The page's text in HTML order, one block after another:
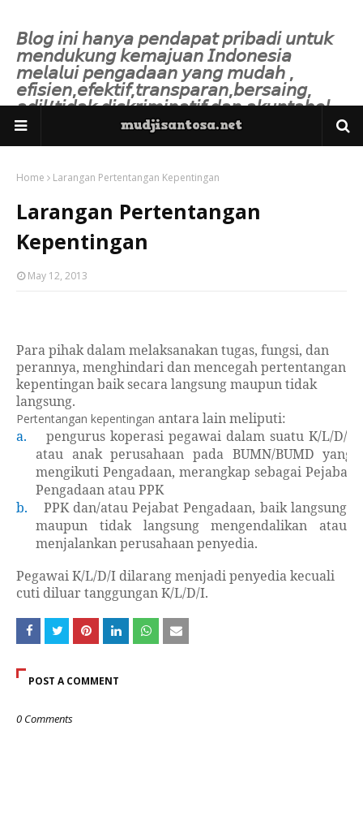
𝘉𝘭𝘰𝘨 𝘪𝘯𝘪 𝘩𝘢𝘯𝘺𝘢 𝘱𝘦𝘯𝘥𝘢𝘱𝘢𝘵 𝘱𝘳𝘪𝘣𝘢𝘥𝘪 𝘶𝘯𝘵𝘶𝘬
𝘮𝘦𝘯𝘥𝘶𝘬𝘶𝘯𝘨 𝘬𝘦𝘮𝘢𝘫𝘶𝘢𝘯 𝘐𝘯𝘥𝘰𝘯𝘦𝘴𝘪𝘢
𝘮𝘦𝘭𝘢𝘭𝘶𝘪 𝘱𝘦𝘯𝘨𝘢𝘥𝘢𝘢𝘯 𝘺𝘢𝘯𝘨 𝘮𝘶𝘥𝘢𝘩 ,
𝘦𝘧𝘪𝘴𝘪𝘦𝘯,𝘦𝘧𝘦𝘬𝘵𝘪𝘧,𝘵𝘳𝘢𝘯𝘴𝘱𝘢𝘳𝘢𝘯,𝘣𝘦𝘳𝘴𝘢𝘪𝘯𝘨,
𝘢𝘥𝘪𝘭/𝘵𝘪𝘥𝘢𝘬 𝘥𝘪𝘴𝘬𝘳𝘪𝘮𝘪𝘯𝘢𝘵𝘪𝘧 𝘥𝘢𝘯 𝘢𝘬𝘶𝘯𝘵𝘢𝘣𝘦𝘭.
Home Larangan Pertentangan Kepentingan
Larangan Pertentangan
Kepentingan
May 12, 2013
Para pihak dalam melaksanakan tugas, fungsi, dan
perannya, menghindari dan mencegah pertentangan
kepentingan baik secara langsung maupun tidak
langsung.
Pertentangan kepentingan antaralain meliputi:
a.
pengurus koperasi pegawai dalam suatu K/L/D/I
atau anak perusahaan pada BUMN/BUMD yang
mengikuti Pengadaan, merangkap sebagaiPejabat
Pengadaanatau PPK
b.
PPK dan/atau Pejabat Pengadaan, baik langsung
maupun tidak langsung mengendalikan atau
menjalankan perusahaan penyedia.
Pegawai K/L/D/I dilarang menjadi penyedia kecuali
cuti diluar tanggungan K/L/D/I.
POST A COMMENT
0 Comments